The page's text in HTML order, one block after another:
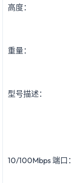
高度：
重量：
型号描述：
10/100Mbps 端口：